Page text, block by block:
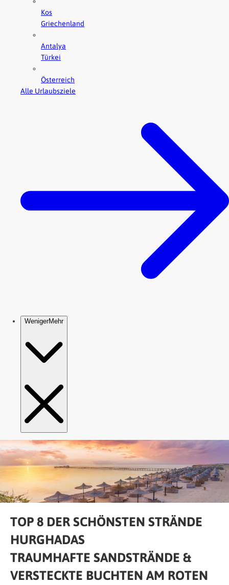
TOP 8 DER SCHÖNSTEN STRÄNDE
HURGHADAS
TRAUMHAFTE SANDSTRÄNDE &
VERSTECKTE BUCHTEN AM ROTEN